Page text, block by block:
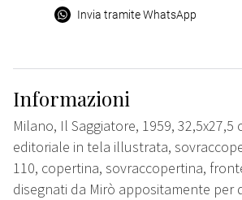
Invia tramite WhatsApp
Informazioni
Milano, Il Saggiatore, 1959, 32,5x27,5
editoriale in tela illustrata,
110, copertina, sovraccopertina,
disegnati da Mirò appositamente per